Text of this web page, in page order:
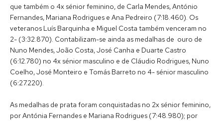
que também o 4x sénior feminino, de Carla Mendes, António
Fernandes, Mariana Rodrigues e Ana Pedreiro (7:18.460). Os
veteranos Luís Barquinha e Miguel Costa também venceram no
2- (3:32.870). Contabilizam-se ainda as medalhas de ouro de
Nuno Mendes, João Costa, José Canha e Duarte Castro
(6:12.780) no 4x sénior masculino e de Cláudio Rodrigues, Nuno
Coelho, José Monteiro e Tomás Barreto no 4- sénior masculino
(6:27.220).
As medalhas de prata foram conquistadas no 2x sénior feminino,
por Antónia Fernandes e Mariana Rodrigues (7:48.980); por